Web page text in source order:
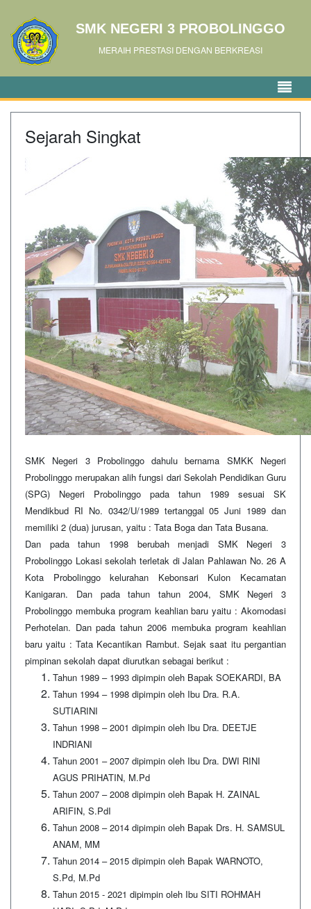
SMK NEGERI 3 PROBOLINGGO
MERAIH PRESTASI DENGAN BERKREASI
Sejarah Singkat
SMK Negeri 3 Probolinggo dahulu bernama SMKK Negeri
Probolinggo merupakan alih fungsi dari Sekolah Pendidikan Guru
(SPG) Negeri Probolinggo pada tahun 1989 sesuai SK
Mendikbud RI No. 0342/U/1989 tertanggal 05 Juni 1989 dan
memiliki 2 (dua) jurusan, yaitu : Tata Boga dan Tata Busana.
Dan pada tahun 1998 berubah menjadi SMK Negeri 3
Probolinggo Lokasi sekolah terletak di Jalan Pahlawan No. 26 A
Kota Probolinggo kelurahan Kebonsari Kulon Kecamatan
Kanigaran. Dan pada tahun tahun 2004, SMK Negeri 3
Probolinggo membuka program keahlian baru yaitu : Akomodasi
Perhotelan. Dan pada tahun 2006 membuka program keahlian
baru yaitu : Tata Kecantikan Rambut. Sejak saat itu pergantian
pimpinan sekolah dapat diurutkan sebagai berikut :
Tahun 1989 – 1993 dipimpin oleh Bapak SOEKARDI, BA
Tahun 1994 – 1998 dipimpin oleh Ibu Dra. R.A.
SUTIARINI
Tahun 1998 – 2001 dipimpin oleh Ibu Dra. DEETJE
INDRIANI
Tahun 2001 – 2007 dipimpin oleh Ibu Dra. DWI RINI
AGUS PRIHATIN, M.Pd
Tahun 2007 – 2008 dipimpin oleh Bapak H. ZAINAL
ARIFIN, S.PdI
Tahun 2008 – 2014 dipimpin oleh Bapak Drs. H. SAMSUL
ANAM, MM
Tahun 2014 – 2015 dipimpin oleh Bapak WARNOTO,
S.Pd, M.Pd
Tahun 2015 - 2021 dipimpin oleh Ibu SITI ROHMAH